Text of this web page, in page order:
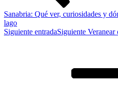
Sanabria: Qué ver, curiosidades y
lago
Siguiente entradaSiguiente